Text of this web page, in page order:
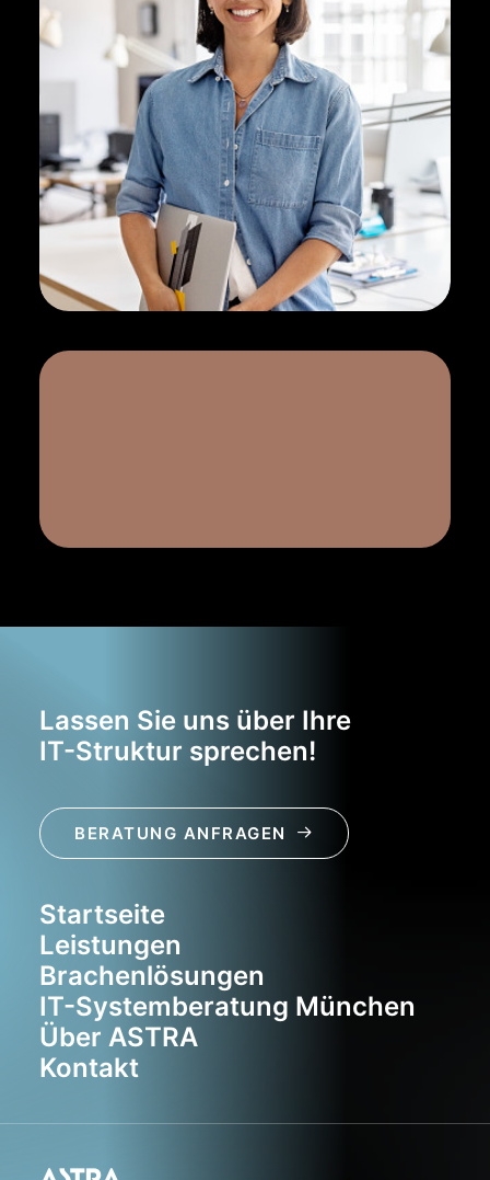
Startseite
Leistungen
Brachenlösungen
IT-Systemberatung München
Über ASTRA
Kontakt
Lassen Sie uns über Ihre
IT-Struktur sprechen!
BERATUNG ANFRAGEN